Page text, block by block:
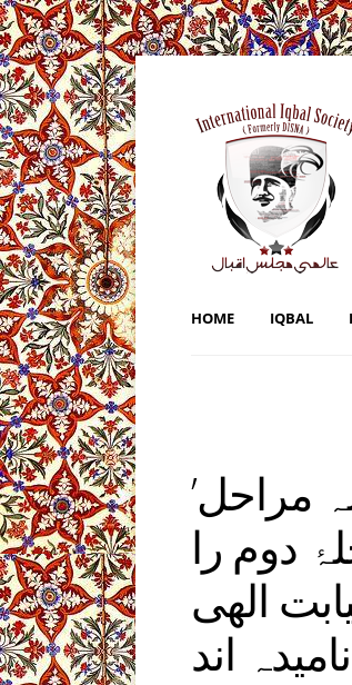
HOME IQBAL
’در بیان اینکہ تربیت خودی را سہ مراحل
دوم را
الھی
نامیدہ اند